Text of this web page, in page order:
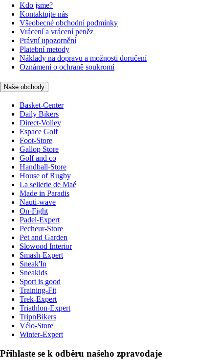
Kdo jsme?
Kontaktujte nás
Všeobecné obchodní podmínky
Vrácení a vrácení peněz
Právní upozornění
Platební metody
Náklady na dopravu a možnosti doručení
Oznámení o ochraně soukromí
Naše obchody
Basket-Center
Daily Bikers
Direct-Volley
Espace Golf
Foot-Store
Gallop Store
Golf and co
Handball-Store
House of Rugby
La sellerie de Maé
Made in Paradis
Nauti-wave
On-Fight
Padel-Expert
Pecheur-Store
Pet and Garden
Slowood Interior
Smash-Expert
Sneak'In
Sneakids
Sport is good
Training-Fit
Trek-Expert
Triathlon-Expert
TripnBikers
Vélo-Store
Winter-Expert
Přihlaste se k odběru našeho zpravodaje